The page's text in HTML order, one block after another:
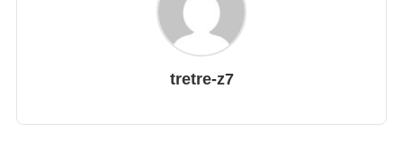
tretre-z7